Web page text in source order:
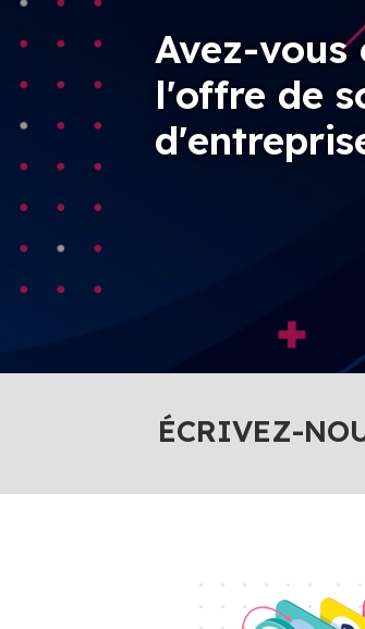
Avez-vous
l'offre de
ÉCRIVEZ-